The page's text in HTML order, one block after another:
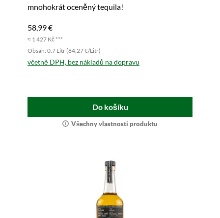
mnohokrát oceněný tequila!
58,99 €
≈ 1 427 Kč ***
Obsah: 0.7 Litr (84,27 €/Litr)
včetně DPH, bez nákladů na dopravu
Do košíku
Všechny vlastnosti produktu